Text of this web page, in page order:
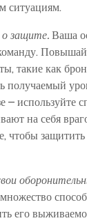
ситуациям.
защите. Ваша
такие как
получаемый
– используйте
на себя
чтобы
его